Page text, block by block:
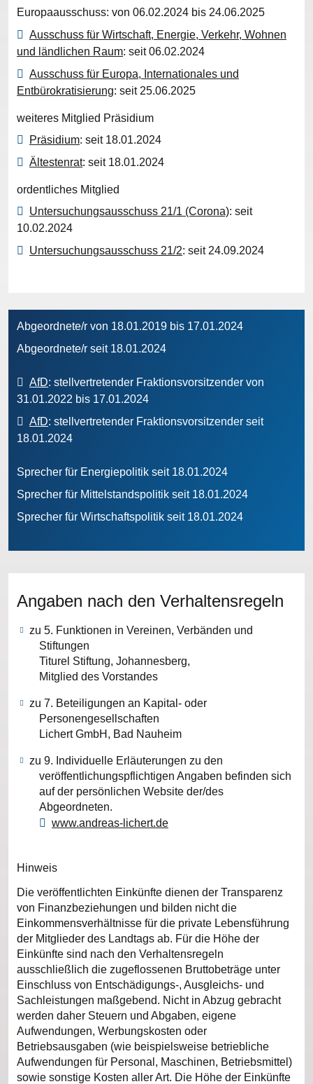
Europaausschuss: von 06.02.2024 bis 24.06.2025
Ausschuss für Wirtschaft, Energie, Verkehr, Wohnen
und ländlichen Raum: seit 06.02.2024
Ausschuss für Europa, Internationales und
Entbürokratisierung: seit 25.06.2025
weiteres Mitglied Präsidium
Präsidium: seit 18.01.2024
Ältestenrat: seit 18.01.2024
ordentliches Mitglied
Untersuchungsausschuss 21/1 (Corona): seit
10.02.2024
Untersuchungsausschuss 21/2: seit 24.09.2024
Abgeordnete/r von 18.01.2019 bis 17.01.2024
Abgeordnete/r seit 18.01.2024
AfD: stellvertretender Fraktionsvorsitzender von
31.01.2022 bis 17.01.2024
AfD: stellvertretender Fraktionsvorsitzender seit
18.01.2024
Sprecher für Energiepolitik seit 18.01.2024
Sprecher für Mittelstandspolitik seit 18.01.2024
Sprecher für Wirtschaftspolitik seit 18.01.2024
Angaben nach den Verhaltensregeln
zu 5. Funktionen in Vereinen, Verbänden und
Stiftungen
Titurel Stiftung, Johannesberg,
Mitglied des Vorstandes
zu 7. Beteiligungen an Kapital- oder
Personengesellschaften
Lichert GmbH, Bad Nauheim
zu 9. Individuelle Erläuterungen zu den
veröffentlichungspflichtigen Angaben befinden sich
auf der persönlichen Website der/des
Abgeordneten.
www.andreas-lichert.de
Hinweis
Die veröffentlichten Einkünfte dienen der Transparenz
von Finanzbeziehungen und bilden nicht die
Einkommensverhältnisse für die private Lebensführung
der Mitglieder des Landtags ab. Für die Höhe der
Einkünfte sind nach den Verhaltensregeln
ausschließlich die zugeflossenen Bruttobeträge unter
Einschluss von Entschädigungs-, Ausgleichs- und
Sachleistungen maßgebend. Nicht in Abzug gebracht
werden daher Steuern und Abgaben, eigene
Aufwendungen, Werbungskosten oder
Betriebsausgaben (wie beispielsweise betriebliche
Aufwendungen für Personal, Maschinen, Betriebsmittel)
sowie sonstige Kosten aller Art. Die Höhe der Einkünfte